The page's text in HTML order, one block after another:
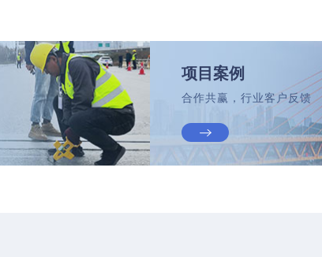
项目案例
合作共赢，行业客户反馈